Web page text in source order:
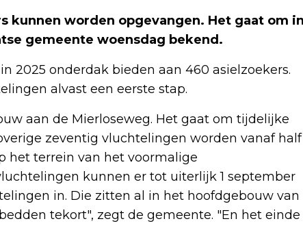
kunnen worden opgevangen. Het gaat om
gemeente woensdag bekend.
2025 onderdak bieden aan 460 asielzoekers.
alvast een eerste stap.
aan de Mierloseweg. Het gaat om tijdelijke
zeventig vluchtelingen worden vanaf half
het terrein van het voormalige
kunnen er tot uiterlijk 1 september
in. Die zitten al in het hoofdgebouw van
tekort", zegt de gemeente. "En het einde